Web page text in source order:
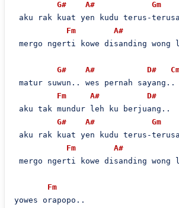
G# A# Gm
aku rak kuat yen kudu terus-
Fm
A#
mergo ngerti kowe disanding
G# A# D#
matur suwun.. wes pernah sayang..
Fm
A#
D#
aku tak mundur leh ku berjuang..
G#
A# Gm
aku rak kuat yen kudu terus-
Fm
A#
mergo ngerti kowe disanding
Fm
yowes orapopo..